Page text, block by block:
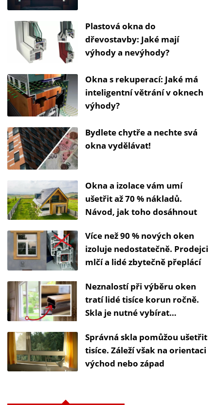
Plastová okna do
dřevostavby: Jaké mají
výhody a nevýhody?
Okna s rekuperací: Jaké má
inteligentní větrání v oknech
výhody?
Bydlete chytře a nechte svá
okna vydělávat!
Okna a izolace vám umí
ušetřit až 70 % nákladů.
Návod, jak toho dosáhnout
Více než 90 % nových oken
izoluje nedostatečně. Prodejci
mlčí a lidé zbytečně přeplácí
Neznalostí při výběru oken
tratí lidé tisíce korun ročně.
Skla je nutné vybírat
Správná skla pomůžou ušetřit
tisíce. Záleží však na orientaci
východ nebo západ